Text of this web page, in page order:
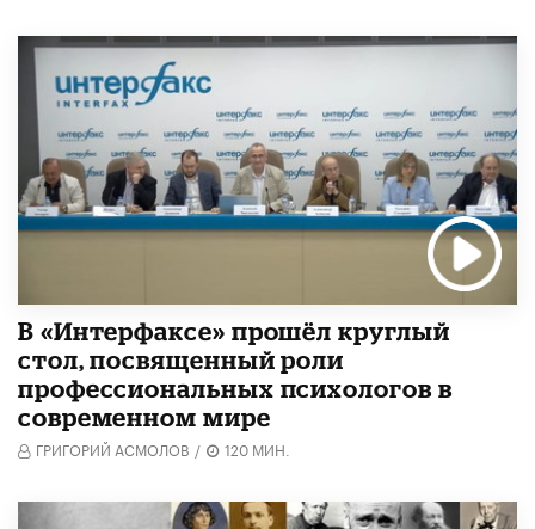
В «Интерфаксе» прошёл круглый
стол, посвященный роли
профессиональных психологов в
современном мире
ГРИГОРИЙ АСМОЛОВ / 120 МИН.